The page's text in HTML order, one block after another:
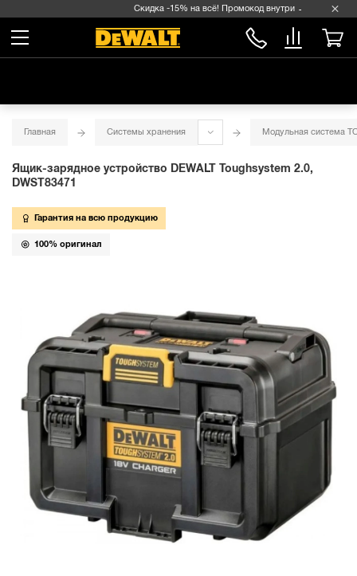
Скидка -15% на всё! Промокод внутри →
Главная Системы хранения Модульная система
Ящик-зарядное устройство DEWALT Toughsystem 2.0,
DWST83471
Гарантия на всю продукцию
100% оригинал